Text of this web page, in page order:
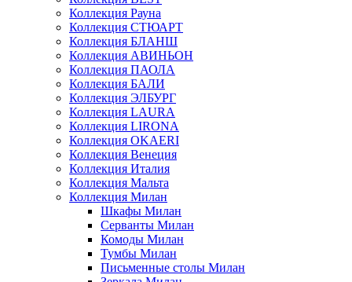
Коллекция Рауна
Коллекция СТЮАРТ
Коллекция БЛАНШ
Коллекция АВИНЬОН
Коллекция ПАОЛА
Коллекция БАЛИ
Коллекция ЭЛБУРГ
Коллекция LAURA
Коллекция LIRONA
Коллекция OKAERI
Коллекция Венеция
Коллекция Италия
Коллекция Мальта
Коллекция Милан
Шкафы Милан
Серванты Милан
Комоды Милан
Тумбы Милан
Письменные столы Милан